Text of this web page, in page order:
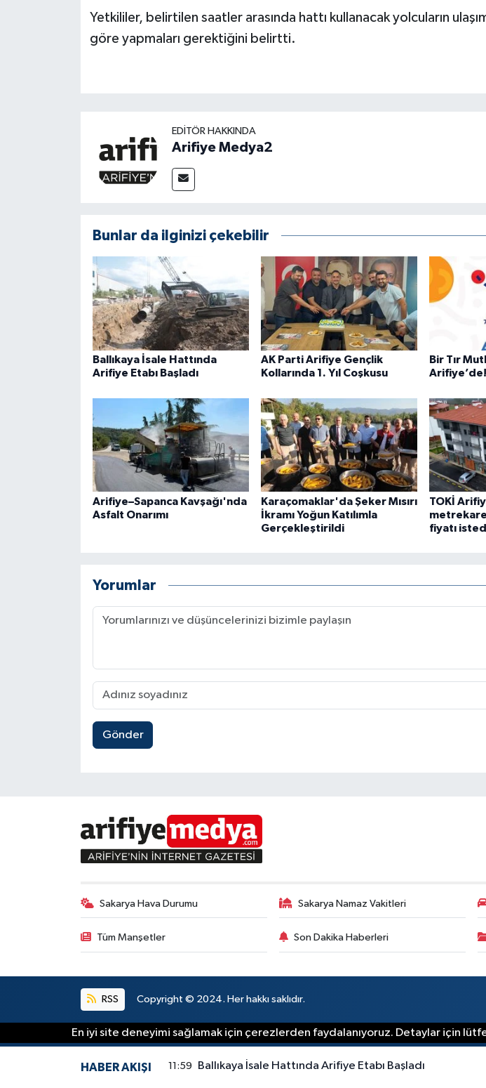
Yetkililer, belirtilen saatler arasında hattı kullanacak yolcuların
göre yapmaları gerektiğini belirtti.
EDITÖR HAKKINDA
Arifiye Medya2
Bunlar da ilginizi çekebilir
Ballıkaya İsale Hattında
Arifiye Etabı Başladı
AK Parti Arifiye Gençlik
Kollarında 1. Yıl Coşkusu
Bir Tır
Arifiye’de!
Arifiye–Sapanca Kavşağı'nda
Asfalt Onarımı
Karaçomaklar'da Şeker Mısırı
İkramı Yoğun Katılımla
Gerçekleştirildi
TOKİ
fiyatı
Yorumlar
Gönder
Sakarya Hava Durumu Sakarya Namaz Vakitleri
Tüm Manşetler Son Dakika Haberleri
RSS Copyright © 2024. Her hakkı saklıdır.
En iyi site deneyimi sağlamak için çerezlerden faydalanıyoruz. Detaylar için
HABER AKIŞI 11:59 Ballıkaya İsale Hattında Arifiye Etabı Başladı